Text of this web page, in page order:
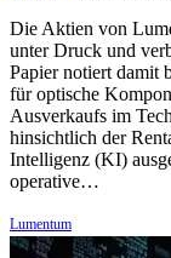
Die Aktien von
unter Druck und
Papier notiert damit
für optische
Ausverkaufs im
hinsichtlich der
Intelligenz (KI)
operative…
Lumentum